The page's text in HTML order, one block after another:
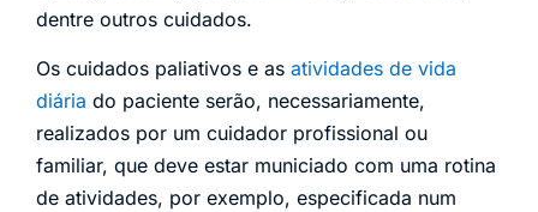
dentre outros cuidados.
Os cuidados paliativos e as atividades de vida
diária do paciente serão, necessariamente,
realizados por um cuidador profissional ou
familiar, que deve estar municiado com uma rotina
de atividades, por exemplo, especificada num